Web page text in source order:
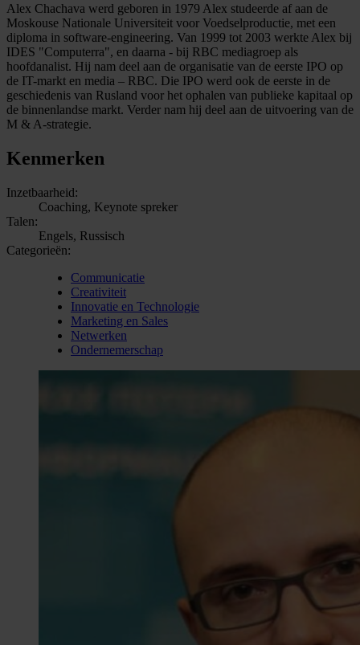
Alex Chachava werd geboren in 1979 Alex studeerde af aan de
Moskouse Nationale Universiteit voor Voedselproductie, met een
diploma in software-engineering. Van 1999 tot 2003 werkte Alex bij
IDES "Computerra", en daarna - bij RBC mediagroep als
hoofdanalist. Hij nam deel aan de organisatie van de eerste IPO op
de IT-markt en media – RBC. Die IPO werd ook de eerste in de
geschiedenis van Rusland voor het ophalen van publieke kapitaal op
de binnenlandse markt. Verder nam hij deel aan de uitvoering van de
M & A-strategie.
Kenmerken
Inzetbaarheid:
Coaching, Keynote spreker
Talen:
Engels, Russisch
Categorieën:
Communicatie
Creativiteit
Innovatie en Technologie
Marketing en Sales
Netwerken
Ondernemerschap